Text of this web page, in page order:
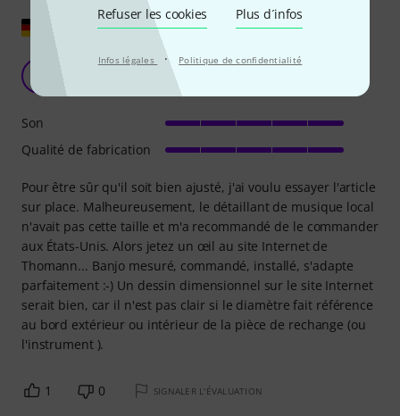
Refuser les cookies Plus d´infos
Infos légales · Politique de confidentialité
Afficher l'original
bon produit
Slider B 20.07.2014
Pour être sûr qu'il soit bien ajusté, j'ai voulu essayer l'article
sur place. Malheureusement, le détaillant de musique local
n'avait pas cette taille et m'a recommandé de le commander
aux États-Unis. Alors jetez un œil au site Internet de
Thomann... Banjo mesuré, commandé, installé, s'adapte
parfaitement :-) Un dessin dimensionnel sur le site Internet
serait bien, car il n'est pas clair si le diamètre fait référence
au bord extérieur ou intérieur de la pièce de rechange (ou
l'instrument ).
Son
Qualité de fabrication
1 0 SIGNALER L'ÉVALUATION